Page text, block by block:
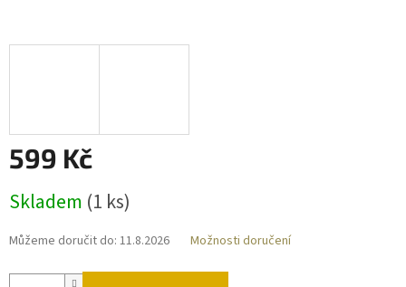
599 Kč
cena:
Skladem (1 ks)
Můžeme doručit do: 11.8.2026 Možnosti doručení